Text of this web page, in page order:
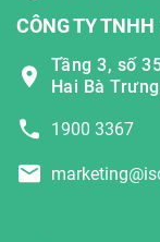
CÔNG TY
Tầng 3, số
Hai Bà
1900 3367